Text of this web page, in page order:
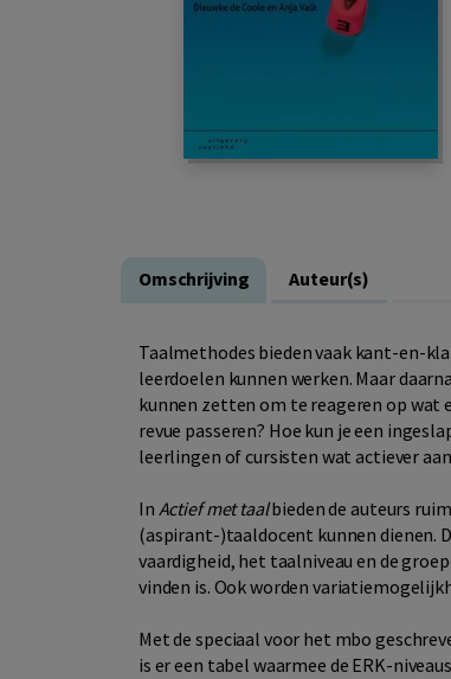
Omschrijving Auteur(s)
Taalmethodes bieden vaak kant-en-
leerdoelen kunnen werken. Maar
kunnen zetten om te reageren op wat
revue passeren? Hoe kun je een
leerlingen of cursisten wat actiever
In Actief met taalbieden de auteurs
(aspirant-)taaldocent kunnen dienen.
vaardigheid, het taalniveau en de
vinden is. Ook worden
Met de speciaal voor het mbo
is er een tabel waarmee de ERK-